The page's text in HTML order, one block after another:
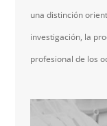
una distinción
investigación, la
profesional de los